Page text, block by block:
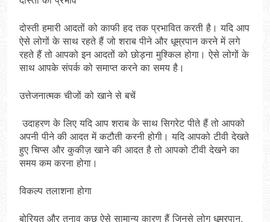
दोस्ती हमारी आदतों को काफी हद तक प्रभावित करती है। यदि आप
ऐसे लोगों के साथ रहते हैं जो शराब पीने और धूम्रपान करने में लगे
रहते हैं तो आपको इन आदतों को छोड़ना मुश्किल होगा। ऐसे लोगों के
साथ आपके संपर्क को समाप्त करने का समय है।
उत्तेजनात्मक चीजों को खाने से बचें
उदाहरण के लिए यदि आप शराब के साथ सिगरेट पीते हैं तो आपको
अपनी पीने की आदत में कटौती करनी होगी। यदि आपको टीवी देखते
हुए चिप्स और कुकीज़ खाने की आदत है तो आपको टीवी देखने का
समय कम करना होगा।
विकल्प तलाशना होगा
बोरियत और तनाव कुछ ऐसे सामान्य कारण हैं जिनसे लोग धूम्रपान,